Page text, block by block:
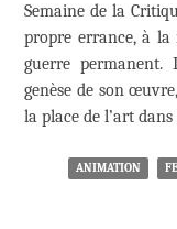
Semaine de la
propre errance, à la
guerre
genèse de son
la place de l’art
ANIMATION